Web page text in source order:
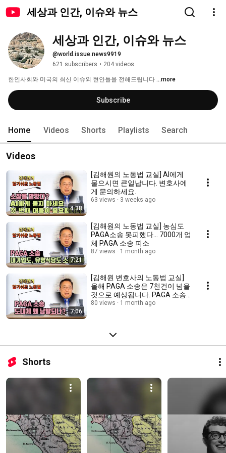
세상과 인간, 이슈와 뉴스
세상과 인간, 이슈와 뉴스
@world.issue.news9919
621 subscribers • 204 videos
한인사회와 미국의 최신 이슈외 현안들을 전해드립니다 ...more
Subscribe
Home Videos Shorts Playlists Search
Videos
4:38
[김해원의 노동법 교실] AI에게
물으시면 큰일납니다. 변호사에
게 문의하세요.
63 views 3 weeks ago
7:21
[김해원의 노동법 교실] 농심도
PAGA소송 못피했다... 7000개 업
체 PAGA 소송 피소
87 views 1 month ago
7:06
[김해원 변호사의 노동법 교실]
올해 PAGA 소송은 7천건이 넘을
것으로 예상됩니다. PAGA 소송
은 무엇인지 알아봅니다.
80 views 1 month ago
Shorts